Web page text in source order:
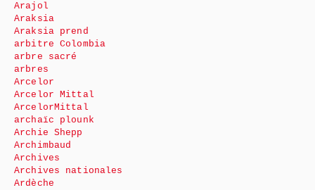
Arajol
Araksia
Araksia prend
arbitre Colombia
arbre sacré
arbres
Arcelor
Arcelor Mittal
ArcelorMittal
archaïc plounk
Archie Shepp
Archimbaud
Archives
Archives nationales
Ardèche